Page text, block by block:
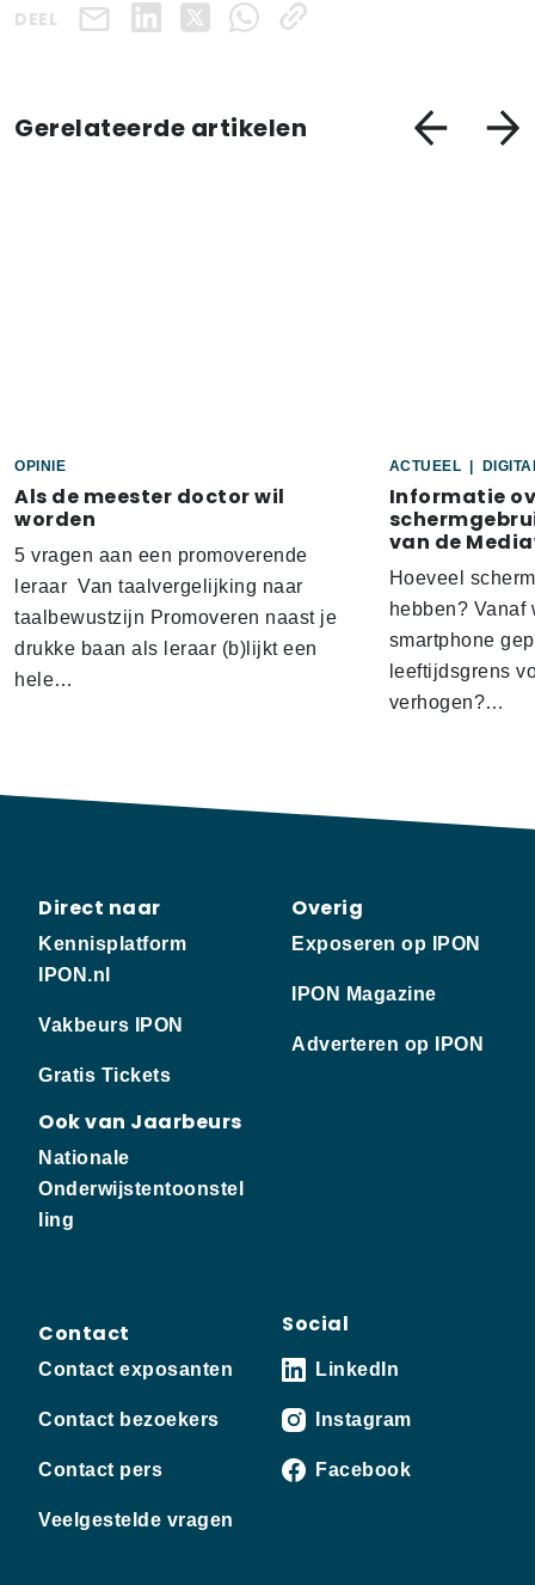
DEEL
Gerelateerde artikelen
OPINIE
Als de meester doctor wil
worden
5 vragen aan een promoverende
leraar Van taalvergelijking naar
taalbewustzijn Promoveren naast je
drukke baan als leraar (b)lijkt een
hele…
ACTUEEL
Informatie
van de
Hoeveel
hebben?
smartphone
leeftijdsgrens
verhogen?…
Direct naar
Kennisplatform
IPON.nl
Vakbeurs IPON
Gratis Tickets
Ook van Jaarbeurs
Nationale
Onderwijstentoonstel
ling
Overig
Exposeren op IPON
IPON Magazine
Adverteren op IPON
Contact
Contact exposanten
Contact bezoekers
Contact pers
Veelgestelde vragen
Social
LinkedIn
Instagram
Facebook